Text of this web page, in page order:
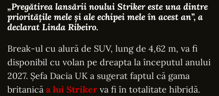
„Pregătirea lansării noului Striker este una dintre
prioritățile mele și ale echipei mele în acest an”, a
declarat Linda Ribeiro.
Break-ul cu alură de SUV, lung de 4,62 m, va fi
disponibil cu volan pe dreapta la începutul anului
2027. Șefa Dacia UK a sugerat faptul că gama
britanică a lui Striker va fi în totalitate hibridă.